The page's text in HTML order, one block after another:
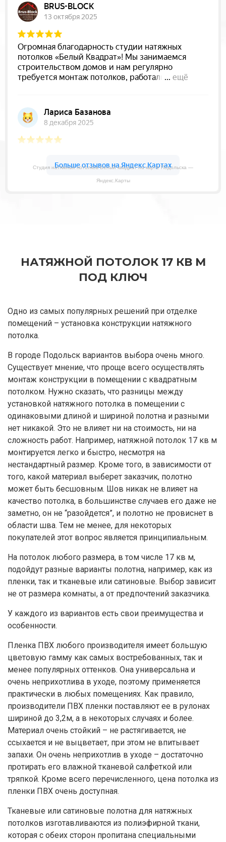
Студия натяжных потолков Белый квадрат на карте Подольска —
Яндекс.Карты
НАТЯЖНОЙ ПОТОЛОК 17 КВ М
ПОД КЛЮЧ
Одно из самых популярных решений при отделке
помещений – установка конструкции натяжного
потолка.
В городе Подольск вариантов выбора очень много.
Существует мнение, что проще всего осуществлять
монтаж конструкции в помещении с квадратным
потолком. Нужно сказать, что разницы между
установкой натяжного потолка в помещении с
одинаковыми длиной и шириной полотна и разными
нет никакой. Это не влияет ни на стоимость, ни на
сложность работ. Например, натяжной потолок 17 кв м
монтируется легко и быстро, несмотря на
нестандартный размер. Кроме того, в зависимости от
того, какой материал выберет заказчик, полотно
может быть бесшовным. Шов никак не влияет на
качество потолка, в большинстве случаев его даже не
заметно, он не “разойдется”, и полотно не провиснет в
области шва. Тем не менее, для некоторых
покупателей этот вопрос является принципиальным.
На потолок любого размера, в том числе 17 кв м,
подойдут разные варианты полотна, например, как из
пленки, так и тканевые или сатиновые. Выбор зависит
не от размера комнаты, а от предпочтений заказчика.
У каждого из вариантов есть свои преимущества и
особенности.
Пленка ПВХ любого производителя имеет большую
цветовую гамму как самых востребованных, так и
менее популярных оттенков. Она универсальна и
очень неприхотлива в уходе, поэтому применяется
практически в любых помещениях. Как правило,
производители ПВХ пленки поставляют ее в рулонах
шириной до 3,2м, а в некоторых случаях и более.
Материал очень стойкий – не растягивается, не
ссыхается и не выцветает, при этом не впитывает
запахи. Он очень неприхотлив в уходе – достаточно
протирать его влажной тканевой салфеткой или
тряпкой. Кроме всего перечисленного, цена потолка из
пленки ПВХ очень доступная.
Тканевые или сатиновые полотна для натяжных
потолков изготавливаются из полиэфирной ткани,
которая с обеих сторон пропитана специальными